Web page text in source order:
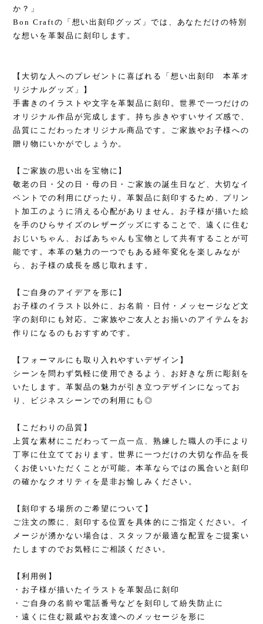
か？」
Bon Craftの「想い出刻印グッズ」では、あなただけの特別
な想いを革製品に刻印します。
【大切な人へのプレゼントに喜ばれる「想い出刻印 本革オ
リジナルグッズ」】
手書きのイラストや文字を革製品に刻印。世界で一つだけの
オリジナル作品が完成します。持ち歩きやすいサイズ感で、
品質にこだわったオリジナル商品です。ご家族やお子様への
贈り物にいかがでしょうか。
【ご家族の思い出を宝物に】
敬老の日・父の日・母の日・ご家族の誕生日など、大切なイ
ベントでの利用にぴったり。革製品に刻印するため、プリン
ト加工のように消える心配がありません。お子様が描いた絵
を手のひらサイズのレザーグッズにすることで、遠くに住む
おじいちゃん、おばあちゃんも宝物として共有することが可
能です。本革の魅力の一つでもある経年変化を楽しみなが
ら、お子様の成長を感じ取れます。
【ご自身のアイデアを形に】
お子様のイラスト以外に、お名前・日付・メッセージなど文
字の刻印にも対応。ご家族やご友人とお揃いのアイテムをお
作りになるのもおすすめです。
【フォーマルにも取り入れやすいデザイン】
シーンを問わず気軽に使用できるよう、お好きな所に彫刻を
いたします。革製品の魅力が引き立つデザインになってお
り、ビジネスシーンでの利用にも◎
【こだわりの品質】
上質な素材にこだわって一点一点、熟練した職人の手により
丁寧に仕立てております。世界に一つだけの大切な作品を長
くお使いいただくことが可能。本革ならではの風合いと刻印
の確かなクオリティを是非お愉しみください。
【刻印する場所のご希望について】
ご注文の際に、刻印する位置を具体的にご指定ください。イ
メージが湧かない場合は、スタッフが最適な配置をご提案い
たしますのでお気軽にご相談ください。
【利用例】
・お子様が描いたイラストを革製品に刻印
・ご自身の名前や電話番号などを刻印して紛失防止に
・遠くに住む親戚やお友達へのメッセージを形に